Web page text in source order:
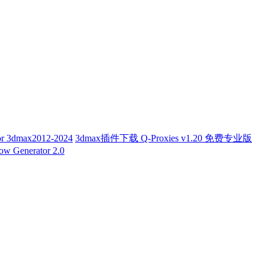
3dmax2012-2024 3dmax插件下载 Q-Proxies v1.20 免费专业版
Generator 2.0